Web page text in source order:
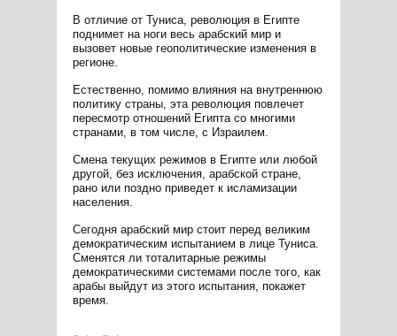
В отличие от Туниса, революция в Египте
поднимет на ноги весь арабский мир и
вызовет новые геополитические изменения в
регионе.
Естественно, помимо влияния на внутреннюю
политику страны, эта революция повлечет
пересмотр отношений Египта со многими
странами, в том числе, с Израилем.
Смена текущих режимов в Египте или любой
другой, без исключения, арабской стране,
рано или поздно приведет к исламизации
населения.
Сегодня арабский мир стоит перед великим
демократическим испытанием в лице Туниса.
Сменятся ли тоталитарные режимы
демократическими системами после того, как
арабы выйдут из этого испытания, покажет
время.